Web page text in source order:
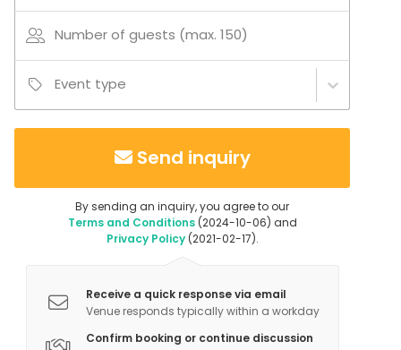
Ship / Boat
Party room
Beach venue
Number of guests (max. 150)
Event type
Send inquiry
By sending an inquiry, you agree to our
Terms and Conditions(2024-10-06) and
Privacy Policy(2021-02-17).
Receive a quick response via email
Venue responds typically within a workday
Confirm booking or continue discussion